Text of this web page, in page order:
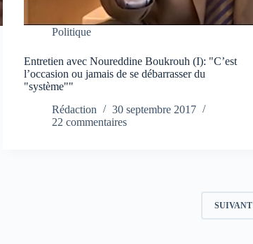
Politique
Entretien avec Noureddine Boukrouh (I): "C’est
l’occasion ou jamais de se débarrasser du
"système""
Rédaction
30 septembre 2017
22 commentaires
SUIVANT